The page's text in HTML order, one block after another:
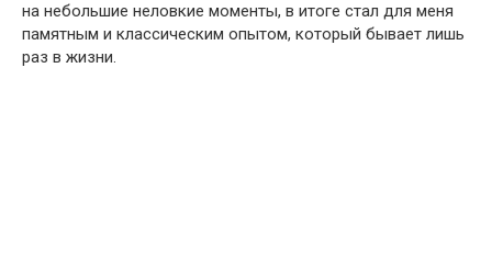
на небольшие неловкие моменты, в итоге стал для меня
памятным и классическим опытом, который бывает лишь
раз в жизни.